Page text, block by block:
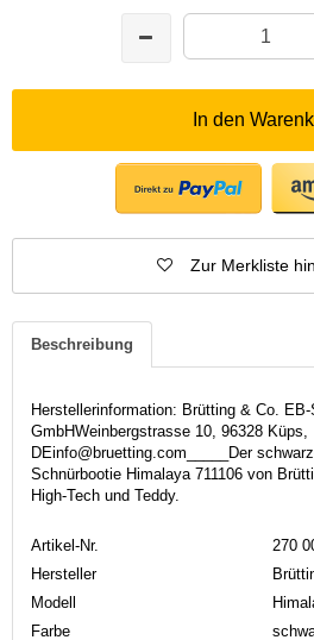
In den
Zur Merkliste
Beschreibung
Herstellerinformation: Brütting & Co.
GmbHWeinbergstrasse 10, 96328 Küps,
DEinfo@bruetting.com_____Der
Schnürbootie Himalaya 711106 von
High-Tech und Teddy.
Artikel-Nr.
270
Hersteller
Modell
Farbe